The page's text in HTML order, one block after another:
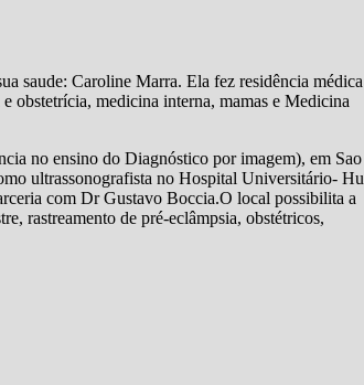
saude: Caroline Marra. Ela fez residência médica
obstetrícia, medicina interna, mamas e Medicina
no ensino do Diagnóstico por imagem), em Sao
ultrassonografista no Hospital Universitário- Hu
com Dr Gustavo Boccia.O local possibilita a
rastreamento de pré-eclâmpsia, obstétricos,